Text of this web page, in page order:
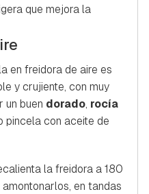
que mejora la
en freidora de aire es
y crujiente, con muy
un buen dorado, rocía
pincela con aceite de
la freidora a 180
en tandas